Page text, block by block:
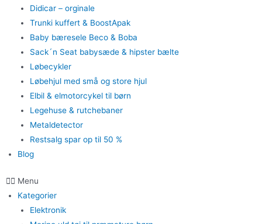
Didicar – orginale
Trunki kuffert & BoostApak
Baby bæresele Beco & Boba
Sack´n Seat babysæde & hipster bælte
Løbecykler
Løbehjul med små og store hjul
Elbil & elmotorcykel til børn
Legehuse & rutchebaner
Metaldetector
Restsalg spar op til 50 %
Blog
Menu
Kategorier
Elektronik